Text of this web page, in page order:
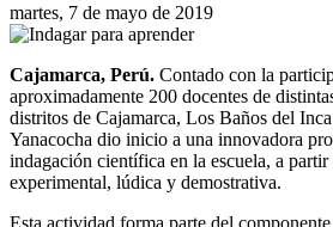
martes, 7 de mayo de 2019
Cajamarca, Perú. Contado con la
aproximadamente 200 docentes de
distritos de Cajamarca, Los Baños del
Yanacocha dio inicio a una innovadora
indagación científica en la escuela, a
experimental, lúdica y demostrativa.
Esta actividad forma parte del